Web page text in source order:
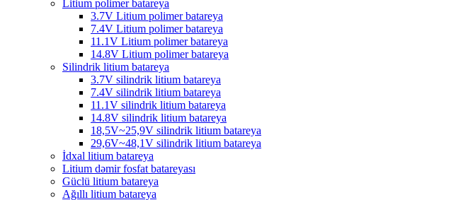
Litium polimer batareya
3.7V Litium polimer batareya
7.4V Litium polimer batareya
11.1V Litium polimer batareya
14.8V Litium polimer batareya
Silindrik litium batareya
3.7V silindrik litium batareya
7.4V silindrik litium batareya
11.1V silindrik litium batareya
14.8V silindrik litium batareya
18,5V~25,9V silindrik litium batareya
29,6V~48,1V silindrik litium batareya
İdxal litium batareya
Litium dəmir fosfat batareyası
Güclü litium batareya
Ağıllı litium batareya